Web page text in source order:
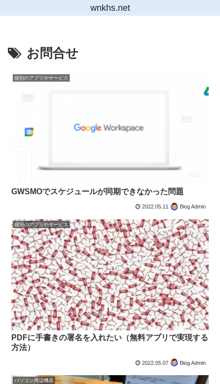
wnkhs.net
お問合せ
個別のアプリやサービス
GWSMOでスケジュールが同期できなかった問題
2022.05.11 Blog Admin
個別のアプリやサービス
PDFに手書きの署名を入れたい（無料アプリで実現する
方法）
2022.05.07 Blog Admin
パソコン周辺機器